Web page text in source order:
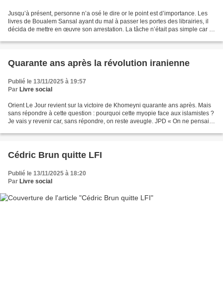
Jusqu’à présent, personne n’a osé le dire or le point est d’importance. Les
livres de Boualem Sansal ayant du mal à passer les portes des librairies, il
décida de mettre en œuvre son arrestation. La tâche n’était pas simple car le
Quarante ans après la révolution iranienne
Publié le 13/11/2025 à 19:57
Par Livre social
Orient Le Jour revient sur la victoire de Khomeyni quarante ans après. Mais
sans répondre à cette question : pourquoi cette myopie face aux islamistes ?
Je vais y revenir car, sans répondre, on reste aveugle. JPD « On ne pensait
Cédric Brun quitte LFI
Publié le 13/11/2025 à 18:20
Par Livre social